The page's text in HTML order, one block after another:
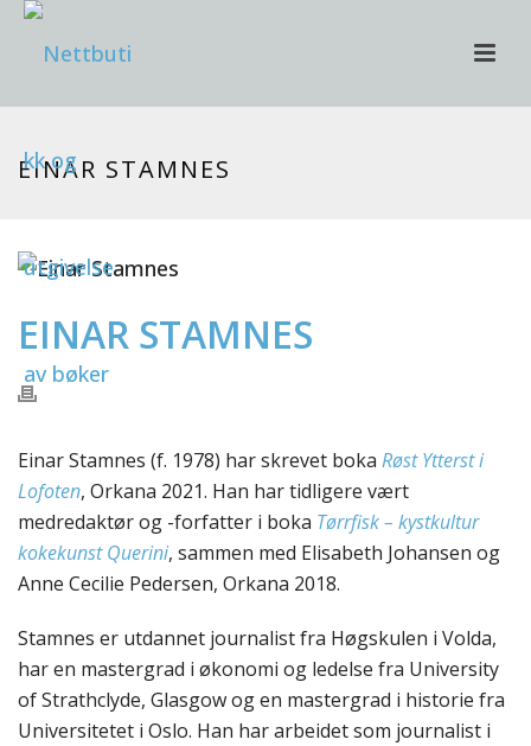
EINAR STAMNES
EINAR STAMNES
Einar Stamnes (f. 1978) har skrevet boka Røst Ytterst i
Lofoten, Orkana 2021. Han har tidligere vært
medredaktør og -forfatter i boka Tørrfisk – kystkultur
kokekunst Querini, sammen med Elisabeth Johansen og
Anne Cecilie Pedersen, Orkana 2018.
Stamnes er utdannet journalist fra Høgskulen i Volda,
har en mastergrad i økonomi og ledelse fra University
of Strathclyde, Glasgow og en mastergrad i historie fra
Universitetet i Oslo. Han har arbeidet som journalist i